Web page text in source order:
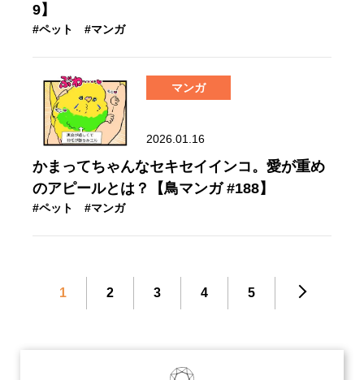
9】
#ペット #マンガ
マンガ
2026.01.16
かまってちゃんなセキセイインコ。愛が重め
のアピールとは？【鳥マンガ #188】
#ペット #マンガ
1 2 3 4 5